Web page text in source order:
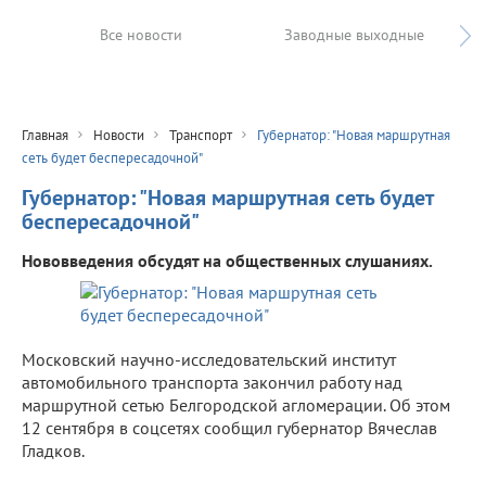
Все новости Заводные выходные
Главная Новости Транспорт
Губернатор: "Новая маршрутная
сеть будет беспересадочной"
Губернатор: "Новая маршрутная сеть будет
беспересадочной"
Нововведения обсудят на общественных слушаниях.
Московский научно-исследовательский институт
автомобильного транспорта закончил работу над
маршрутной сетью Белгородской агломерации. Об этом
12 сентября в соцсетях сообщил губернатор Вячеслав
Гладков.